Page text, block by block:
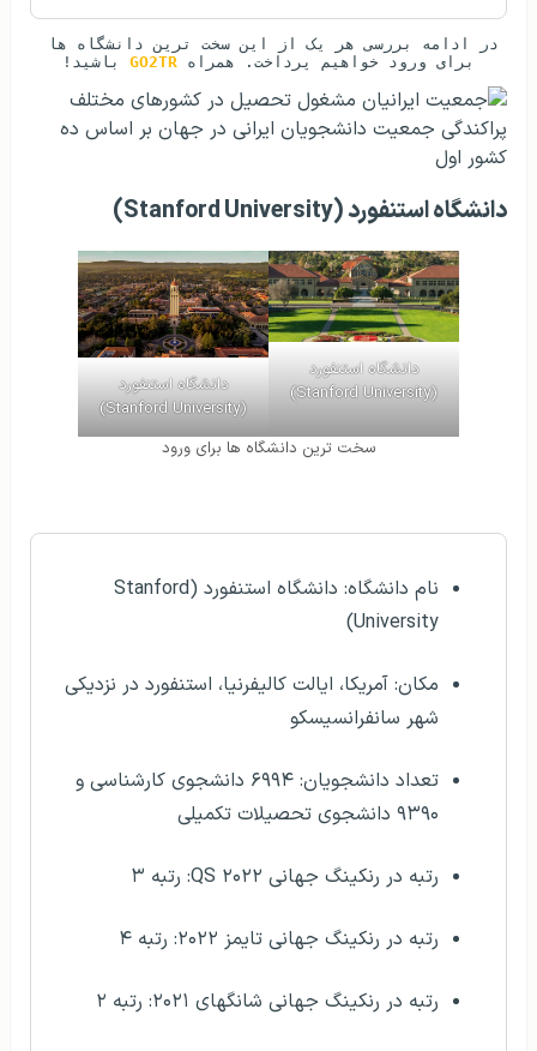
برای ورود خواهیم پرداخت. همراه GO2TR باشید!
پراکندگی جمعیت دانشجویان ایرانی در جهان بر اساس ده
کشور اول
دانشگاه استنفورد (Stanford University)
دانشگاه استنفورد
(Stanford University)
دانشگاه استنفورد
(Stanford University)
سخت ترین دانشگاه ها برای ورود
نام دانشگاه: دانشگاه استنفورد (Stanford
University)
مکان: آمریکا، ایالت کالیفرنیا، استنفورد در نزدیکی
شهر سانفرانسیسکو
تعداد دانشجویان: ۶۹۹۴ دانشجوی کارشناسی و
۹۳۹۰ دانشجوی تحصیلات تکمیلی
رتبه در رنکینگ جهانی QS ۲۰۲۲: رتبه ۳
رتبه در رنکینگ جهانی تایمز ۲۰۲۲: رتبه ۴
رتبه در رنکینگ جهانی شانگهای ۲۰۲۱: رتبه ۲